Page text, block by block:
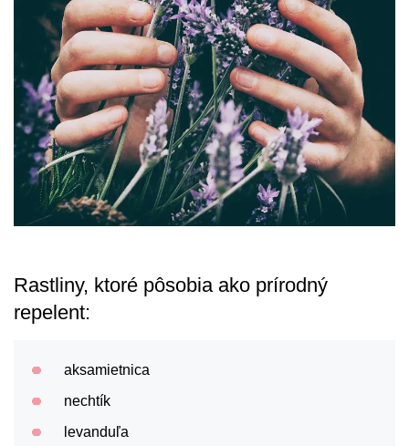
Rastliny, ktoré pôsobia ako prírodný
repelent:
aksamietnica
nechtík
levanduľa